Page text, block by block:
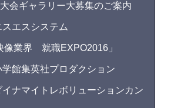
会ギャラリー大募集のご案内
エスシステム
業界 就職EXPO2016」
館集英社プロダクション
ナマイトレボリューションカン